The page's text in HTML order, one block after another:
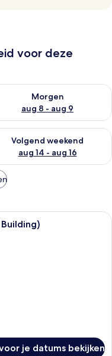
voor deze
vanavond aug 7 - aug 8
Morgen
aug 8 - aug 9
dit weekend aug 7 -
Volgend weekend
aug 14 - aug 16
met een bed, een
je datums bekijken